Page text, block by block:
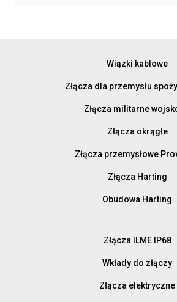
Wiązki kablowe
Złącza dla przemysłu
Złącza militarne
Złącza okrągłe
Złącza przemysłowe
Złącza Harting
Obudowa Harting
Złącza ILME IP68
Wkłady do złączy
Złącza elektryczne